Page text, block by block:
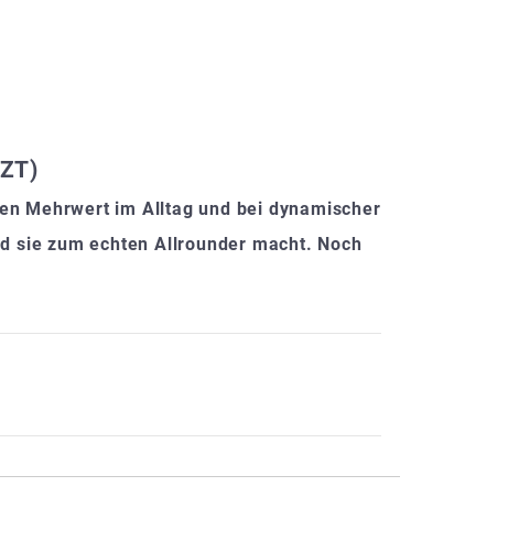
Mehrwert im Alltag und bei dynamischer
sie zum echten Allrounder macht. Noch